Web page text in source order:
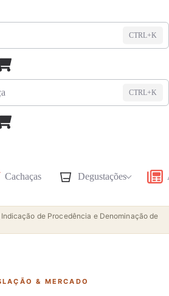
CTRL+K
CTRL+K
Cachaças Degustações
de Procedência e Denominação de
& MERCADO